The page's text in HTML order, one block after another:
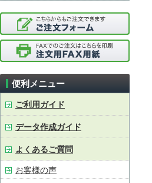
便利メニュー
ご利用ガイド
データ作成ガイド
よくあるご質問
お客様の声